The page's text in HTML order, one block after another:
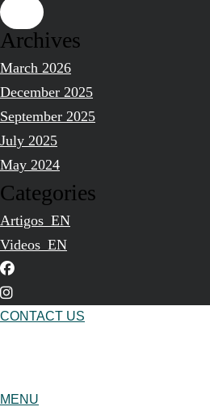
Archives
March 2026
December 2025
September 2025
July 2025
May 2024
Categories
Artigos_EN
Videos_EN
CONTACT US
MENU